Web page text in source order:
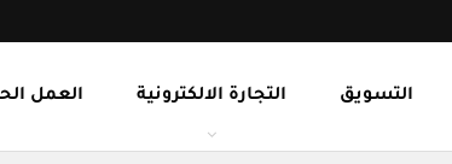
العمل التجارة الالكترونية التسويق